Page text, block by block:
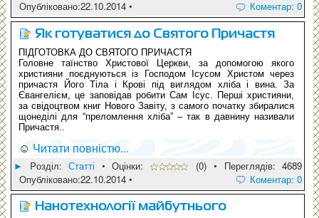
Опубліковано:22.10.2014 •
Коментар: 0
Як готуватися до Святого Причастя
ПІДГОТОВКА ДО СВЯТОГО ПРИЧАСТЯ
Головне таїнство Христової Церкви, за допомогою якого
християни поєднуються із Господом Ісусом Христом через
причастя Його Тіла і Крові під виглядом хліба і вина. За
Євангелієм, це заповідав робити Сам Ісус. Перші християни,
за свідоцтвом книг Нового Завіту, з самого початку збиралися
щонеділі для “преломлення хліба” – так в давнину називали
Причастя..
☺ Читати повністю...
► Pозділ:Статті • Оцінки:
(0) • Переглядів: 4689
Опубліковано:22.10.2014 •
Коментар: 0
Нанотехнології майбутнього